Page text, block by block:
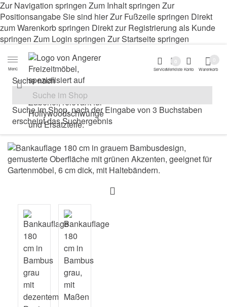
Zur Navigation springen Zum Inhalt springen Zur
Positionsangabe Sie sind hierZur Fußzeile springen Direkt
zum Warenkorb springen Direkt zur Registrierung als Kunde
springen Zum Login springen Zur Startseite springen
Menü
Suche nach
Suche im Shop, nach der Eingabe von 3 Buchstaben
erscheint das Suchergebnis
ServiceMerkliste
0
Konto Warenkorb